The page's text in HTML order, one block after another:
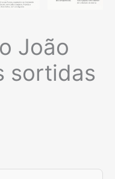
João
sortidas